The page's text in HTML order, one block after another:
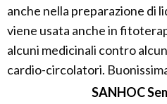
anche nella preparazione di
viene usata anche in
alcuni medicinali contro
cardio-circolatori.
SANHOC